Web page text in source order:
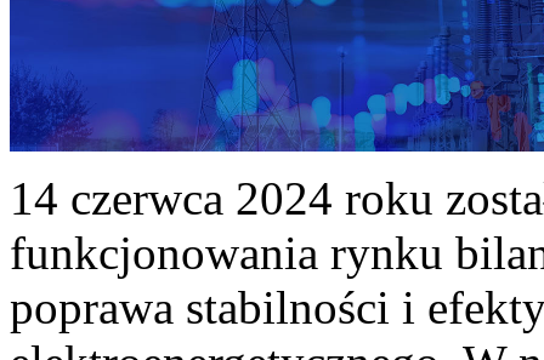
14 czerwca 2024 roku
funkcjonowania rynku
poprawa stabilności i